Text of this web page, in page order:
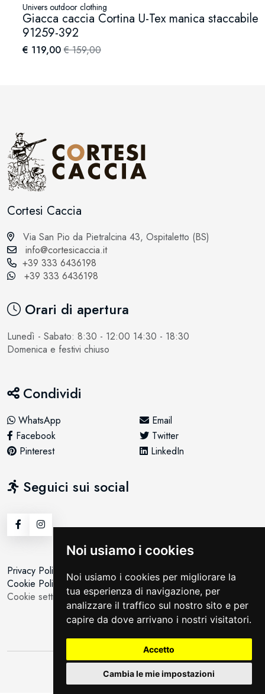
Noi usiamo i cookies
Noi usiamo i cookies per migliorare la
tua esperienza di navigazione, per
analizzare il traffico sul nostro sito e per
capire da dove arrivano i nostri visitatori.
Accetto
Cambia le mie impostazioni
Univers outdoor clothing
Giacca caccia Cortina U-Tex manica staccabile /
91259-392
€ 119,00€ 159,00
Cortesi Caccia
Via San Pio da Pietralcina 43, Ospitaletto (BS)
info@cortesicaccia.it
+39 333 6436198
+39 333 6436198
Orari di apertura
Lunedì - Sabato: 8:30 - 12:00 14:30 - 18:30
Domenica e festivi chiuso
Condividi
WhatsApp
Email
Facebook
Twitter
Pinterest
LinkedIn
Seguici sui social
Privacy Policy
Cookie Policy
Cookie setting
©All Rights Reserved | ByMoving